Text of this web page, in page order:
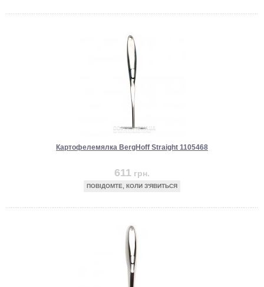
Картофелемялка BergHoff Straight 1105468
611 грн.
ПОВІДОМТЕ, КОЛИ З'ЯВИТЬСЯ